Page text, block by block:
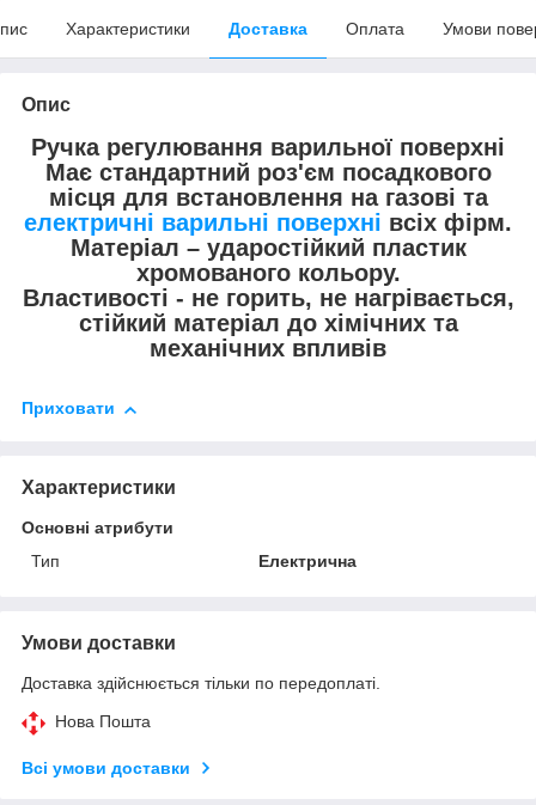
Характеристики Доставка Оплата Умови
Опис
Ручка регулювання варильної поверхні
Має стандартний роз'єм посадкового
місця для встановлення на газові та
електричні варильні поверхні всіх фірм.
Матеріал – ударостійкий пластик
хромованого кольору.
Властивості - не горить, не нагрівається,
стійкий матеріал до хімічних та
механічних впливів
Приховати
Характеристики
Основні атрибути
Тип
Електрична
Умови доставки
Доставка здійснюється тільки по передоплаті.
Нова Пошта
Всі умови доставки